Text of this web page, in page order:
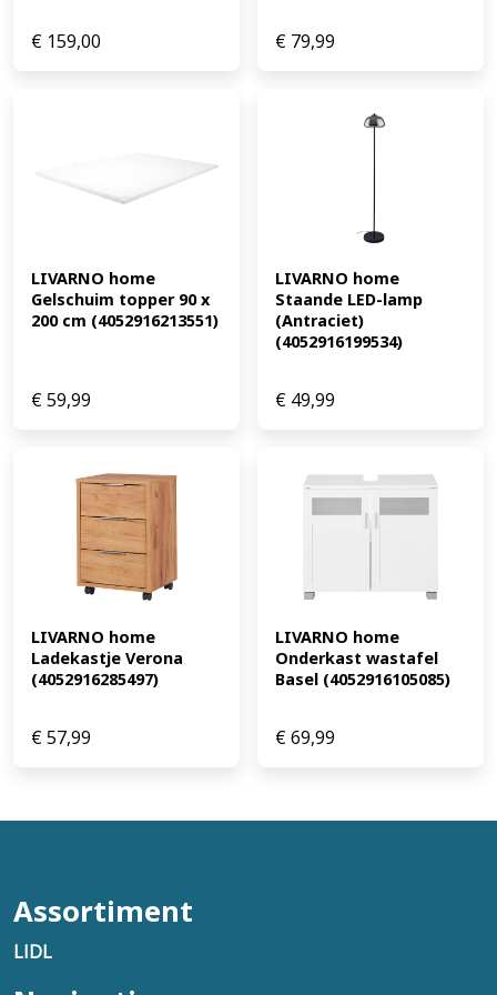
€ 159,00 € 79,99
LIVARNO home
Gelschuim topper 90 x
200 cm (4052916213551)
€59,99
LIVARNO home
Staande LED-lamp
(Antraciet)
(4052916199534)
€ 49,99
LIVARNO home
Ladekastje Verona
(4052916285497)
€57,99
LIVARNO home
Onderkast wastafel
Basel (4052916105085)
€69,99
Assortiment
LIDL